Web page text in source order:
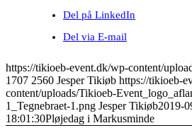
Del på LinkedIn
Del via E-mail
https://tikioeb-event.dk/wp-content/
1707 2560 Jesper Tikiøb https://tikioeb-
content/uploads/Tikioeb-
1_Tegnebraet-1.png Jesper Tikiøb2019-
18:01:30Pløjedag i Markusminde